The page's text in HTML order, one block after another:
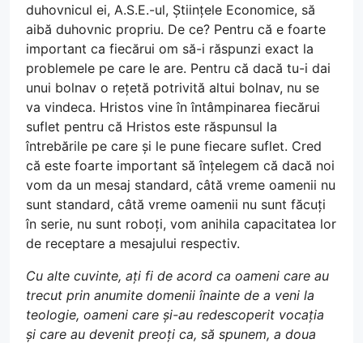
duhovnicul ei, A.S.E.-ul, Științele Economice, să
aibă duhovnic propriu. De ce? Pentru că e foarte
important ca fiecărui om să-i răspunzi exact la
problemele pe care le are. Pentru că dacă tu-i dai
unui bolnav o rețetă potrivită altui bolnav, nu se
va vindeca. Hristos vine în întâmpinarea fiecărui
suflet pentru că Hristos este răspunsul la
întrebările pe care și le pune fiecare suflet. Cred
că este foarte important să înțelegem că dacă noi
vom da un mesaj standard, câtă vreme oamenii nu
sunt standard, câtă vreme oamenii nu sunt făcuți
în serie, nu sunt roboți, vom anihila capacitatea lor
de receptare a mesajului respectiv.
Cu alte cuvinte, ați fi de acord ca oameni care au
trecut prin anumite domenii înainte de a veni la
teologie, oameni care și-au redescoperit vocația
și care au devenit preoți ca, să spunem, a doua